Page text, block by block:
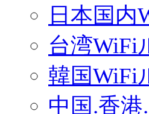
日本国内
台湾WiFi
韓国WiFi
中国.香